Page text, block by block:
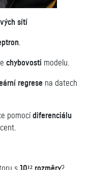
sítí
chybovosti modelu.
regrese na datech
pomocí diferenciálu